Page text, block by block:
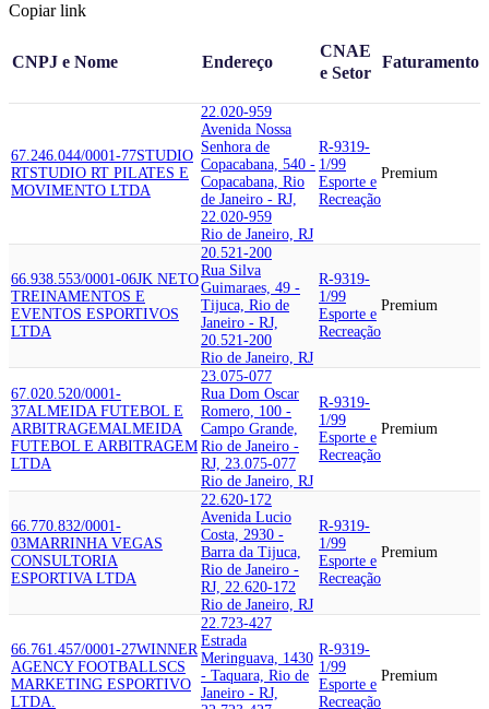
Copiar link
CNPJ e Nome Endereço
CNAE
e Setor
Faturamento
67.246.044/0001-77STUDIO
RTSTUDIO RT PILATES E
MOVIMENTO LTDA
22.020-959
Avenida Nossa
Senhora de
Copacabana, 540 -
Copacabana, Rio
de Janeiro - RJ,
22.020-959
Rio de Janeiro, RJ
R-9319-
1/99
Esporte e
Recreação
Premium
66.938.553/0001-06JK NETO
TREINAMENTOS E
EVENTOS ESPORTIVOS
LTDA
20.521-200
Rua Silva
Guimaraes, 49 -
Tijuca, Rio de
Janeiro - RJ,
20.521-200
Rio de Janeiro, RJ
R-9319-
1/99
Esporte e
Recreação
Premium
67.020.520/0001-
37ALMEIDA FUTEBOL E
ARBITRAGEMALMEIDA
FUTEBOL E ARBITRAGEM
LTDA
23.075-077
Rua Dom Oscar
Romero, 100 -
Campo Grande,
Rio de Janeiro -
RJ, 23.075-077
Rio de Janeiro, RJ
R-9319-
1/99
Esporte e
Recreação
Premium
66.770.832/0001-
03MARRINHA VEGAS
CONSULTORIA
ESPORTIVA LTDA
22.620-172
Avenida Lucio
Costa, 2930 -
Barra da Tijuca,
Rio de Janeiro -
RJ, 22.620-172
Rio de Janeiro, RJ
R-9319-
1/99
Esporte e
Recreação
Premium
66.761.457/0001-27WINNER
AGENCY FOOTBALLSCS
MARKETING ESPORTIVO
LTDA.
22.723-427
Estrada
Meringuava, 1430
- Taquara, Rio de
Janeiro - RJ,
R-9319-
1/99
Esporte e
Recreação
Premium